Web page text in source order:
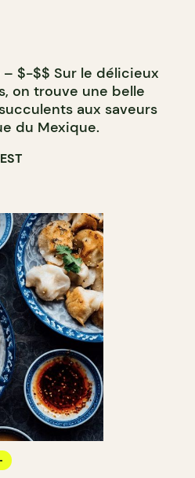
$-$$ Sur le délicieux
on trouve une belle
aux saveurs
du Mexique.